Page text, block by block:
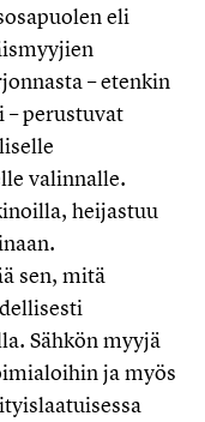
eli
– etenkin
– perustuvat
valinnalle.
heijastuu
sen, mitä
Sähkön myyjä
ja myös